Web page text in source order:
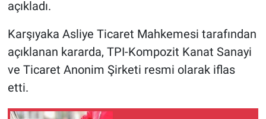
açıkladı.
Karşıyaka Asliye Ticaret Mahkemesi tarafından
açıklanan kararda, TPI-Kompozit Kanat Sanayi
ve Ticaret Anonim Şirketi resmi olarak iflas
etti.